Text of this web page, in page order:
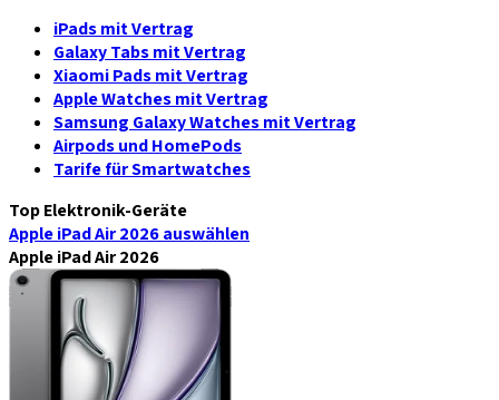
iPads mit Vertrag
Galaxy Tabs mit Vertrag
Xiaomi Pads mit Vertrag
Apple Watches mit Vertrag
Samsung Galaxy Watches mit Vertrag
Airpods und HomePods
Tarife für Smartwatches
Top Elektronik-Geräte
Apple iPad Air 2026auswählen
Apple iPad Air 2026